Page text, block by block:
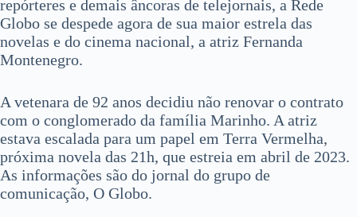
repórteres e demais âncoras de telejornais, a Rede
Globo se despede agora de sua maior estrela das
novelas e do cinema nacional, a atriz Fernanda
Montenegro.
A vetenara de 92 anos decidiu não renovar o contrato
com o conglomerado da família Marinho. A atriz
estava escalada para um papel em Terra Vermelha,
próxima novela das 21h, que estreia em abril de 2023.
As informações são do jornal do grupo de
comunicação, O Globo.